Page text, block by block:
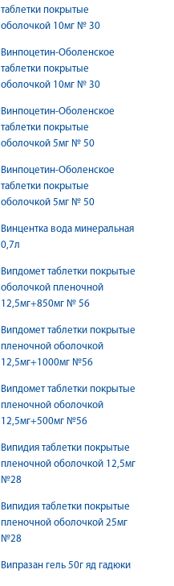
таблетки покрытые
оболочкой 10мг № 30
Винпоцетин-Оболенское
таблетки покрытые
оболочкой 10мг № 30
Винпоцетин-Оболенское
таблетки покрытые
оболочкой 5мг № 50
Винпоцетин-Оболенское
таблетки покрытые
оболочкой 5мг № 50
Винцентка вода минеральная
0,7л
Випдомет таблетки покрытые
оболочкой пленочной
12,5мг+850мг № 56
Випдомет таблетки покрытые
пленочной оболочкой
12,5мг+1000мг №56
Випдомет таблетки покрытые
пленочной оболочкой
12,5мг+500мг №56
Випидия таблетки покрытые
пленочной оболочкой 12,5мг
№28
Випидия таблетки покрытые
пленочной оболочкой 25мг
№28
Випразан гель 50г яд гадюки